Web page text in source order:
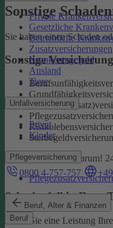
Private
Gesetzliche
Betriebliche
Zusatzversicherungen
Krankentagegeld
Ausland
Tiere
Unfallversicherung
Privat
Kinder
Pflegeversicherung
Beruf, Alter & Finanzen
Beruf
Sonstige
Sie haben einen Schaden
Sonstige
Kranken(-
Wir kümmern uns darum!
0800 4-757-757
Schadenfall in Ihrer
Wenn Sie eine Leistung